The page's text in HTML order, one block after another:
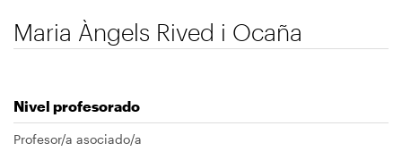
enlaces
a
la
Maria Àngels Rived i Ocaña
Nivel profesorado
Profesor/a asociado/a